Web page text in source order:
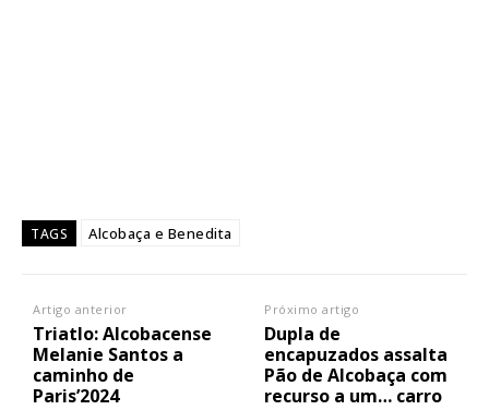
TAGS Alcobaça e Benedita
Artigo anterior
Triatlo: Alcobacense
Melanie Santos a
caminho de
Paris’2024
Próximo artigo
Dupla de
encapuzados assalta
Pão de Alcobaça com
recurso a um… carro